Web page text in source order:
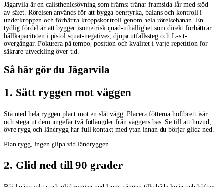
Jägarvila är en calisthenicsövning som främst tränar framsida lår med stöd
av sätet. Rörelsen används för att bygga benstyrka, balans och kontroll i
underkroppen och förbättra kroppskontroll genom hela rörelsebanan. En
tydlig fördel är att bygger isometrisk quad-uthållighet som direkt förbättrar
hållkapaciteten i pistol squat-negatives, djupa utfallssteg och L-sit-
övergångar. Fokusera på tempo, position och kvalitet i varje repetition för
säkrare utveckling över tid.
Så här gör du Jägarvila
1. Sätt ryggen mot väggen
Stå med hela ryggen plant mot en slät vägg. Placera fötterna höftbrett isär
och stega ut dem ungefär två fotlängder från väggens bas. Se till att huvud,
övre rygg och ländrygg har full kontakt med ytan innan du börjar glida ned.
Plan rygg, ingen glipa vid ländryggen
2. Glid ned till 90 grader